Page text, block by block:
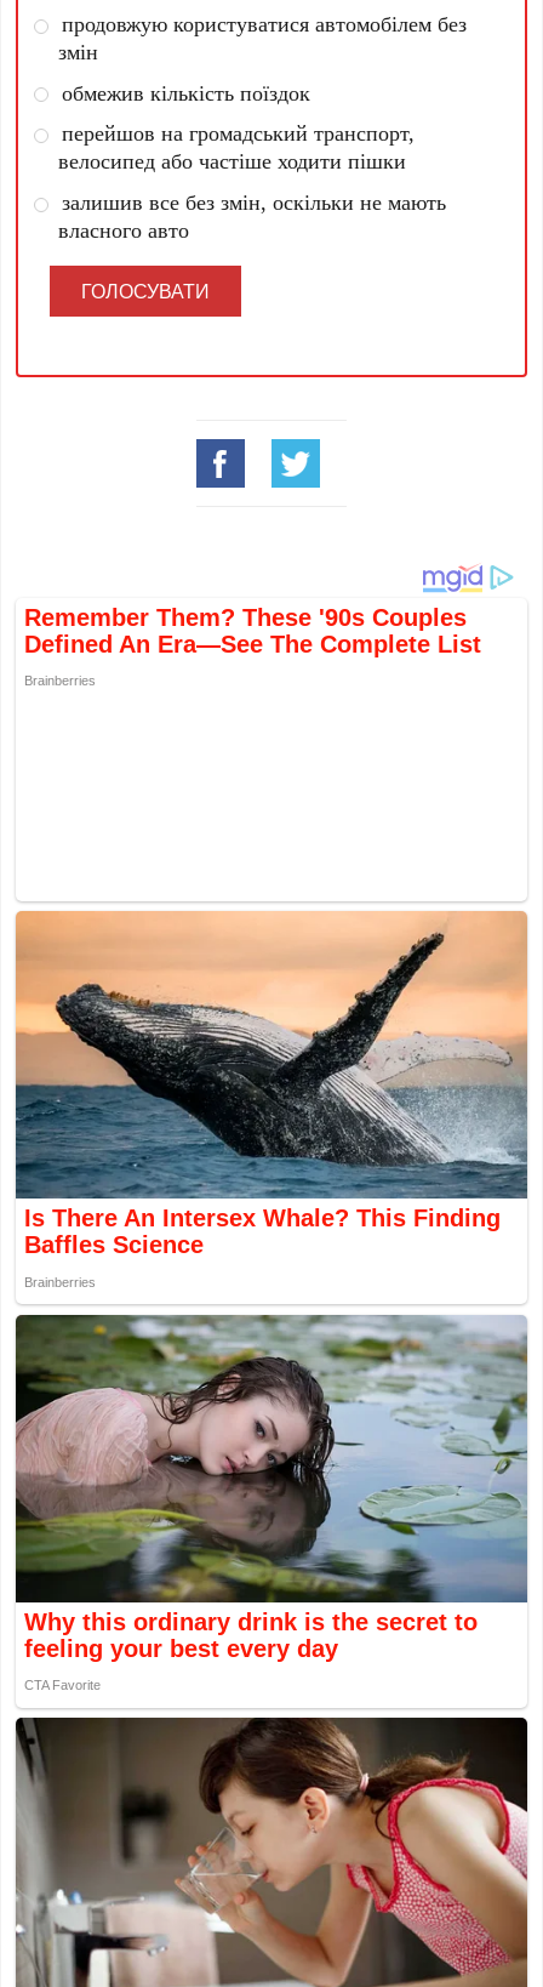
продовжую користуватися автомобілем без
змін
обмежив кількість поїздок
перейшов на громадський транспорт,
велосипед або частіше ходити пішки
залишив все без змін, оскільки не мають
власного авто